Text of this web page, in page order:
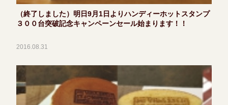
（終了しました）明日9月1日よりハンディーホットスタンプ
３００台突破記念キャンペーンセール始まります！！
2016.08.31